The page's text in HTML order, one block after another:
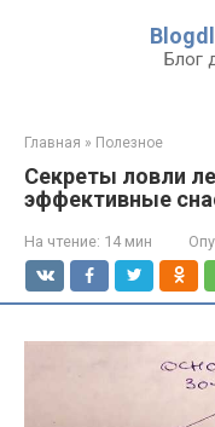
Блог
Главная » Полезное
Секреты ловли
эффективные
На чтение: 14 мин